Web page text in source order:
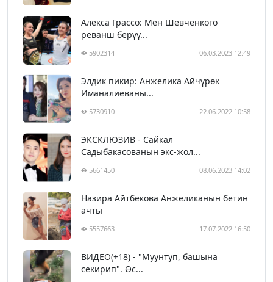
Алекса Грассо: Мен Шевченкого
реванш берүү...
5902314 06.03.2023 12:49
Элдик пикир: Анжелика Айчүрөк
Иманалиеваны...
5730910 22.06.2022 10:58
ЭКСКЛЮЗИВ - Сайкал
Садыбакасованын экс-жол...
5661450 08.06.2023 14:02
Назира Айтбекова Анжеликанын бетин
ачты
5557663 17.07.2022 16:50
ВИДЕО(+18) - "Муунтуп, башына
секирип". Өс...